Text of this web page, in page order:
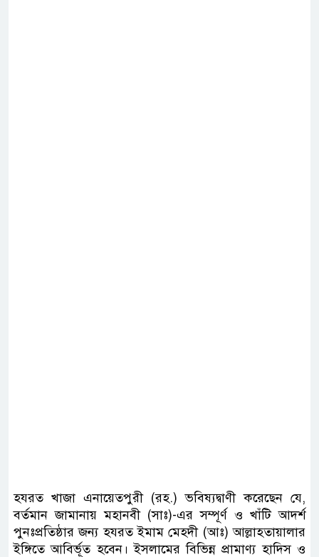
হযরত খাজা এনায়েতপুরী (রহ.) ভবিষ্যদ্বাণী করেছেন যে,
বর্তমান জামানায় মহানবী (সাঃ)-এর সম্পূর্ণ ও খাঁটি আদর্শ
পুনঃপ্রতিষ্ঠার জন্য হযরত ইমাম মেহদী (আঃ) আল্লাহতায়ালার
ইঙ্গিতে আবির্ভূত হবেন। ইসলামের বিভিন্ন প্রামাণ্য হাদিস ও